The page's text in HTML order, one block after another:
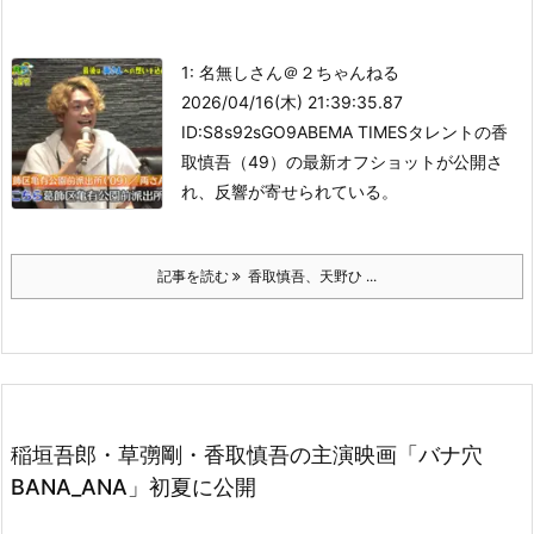
1: 名無しさん＠２ちゃんねる
2026/04/16(木) 21:39:35.87
ID:S8s92sGO9ABEMA TIMESタレントの香
取慎吾（49）の最新オフショットが公開さ
れ、反響が寄せられている。
記事を読む 香取慎吾、天野ひ ...
稲垣吾郎・草彅剛・香取慎吾の主演映画「バナ穴
BANA_ANA」初夏に公開